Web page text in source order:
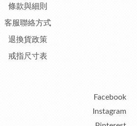
條款與細則
客服聯絡方式
退換貨政策
戒指尺寸表
Facebook
Instagram